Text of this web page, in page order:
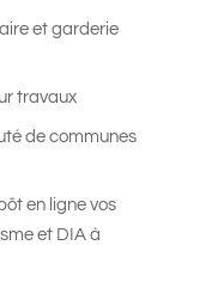
et garderie
travaux
de communes
en ligne vos
et DIA à